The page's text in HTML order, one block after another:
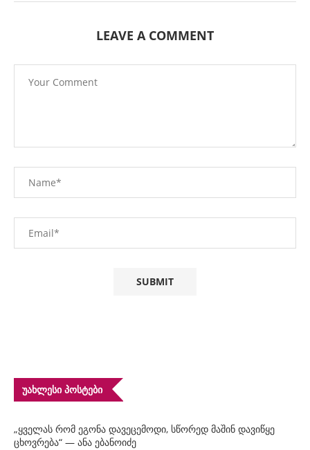
LEAVE A COMMENT
ᲣᲐᲮᲚᲔᲡᲘ ᲞᲝᲡᲢᲔᲑᲘ
„ყველას რომ ეგონა დავეცემოდი, სწორედ მაშინ დავიწყე
ცხოვრება“ — ანა ებანოიძე